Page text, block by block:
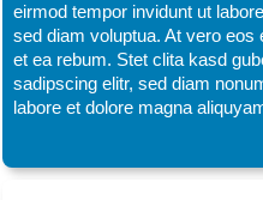
eirmod tempor invidunt ut
sed diam voluptua. At vero
et ea rebum. Stet clita kasd
sadipscing elitr, sed diam
labore et dolore magna